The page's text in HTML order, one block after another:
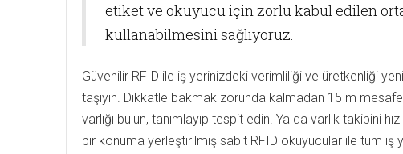
etiket ve okuyucu için zorlu kabul edilen
kullanabilmesini sağlıyoruz.
Güvenilir RFID ile iş yerinizdeki verimliliği ve üretkenliği
taşıyın. Dikkatle bakmak zorunda kalmadan 15 m
varlığı bulun, tanımlayıp tespit edin. Ya da varlık takibini
bir konuma yerleştirilmiş sabit RFID okuyucular ile tüm iş